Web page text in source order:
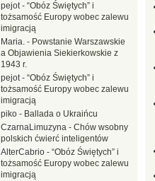
pejot- “Obóz Świętych” i
tożsamość Europy wobec zalewu
imigracją
Maria. - Powstanie Warszawskie
a Objawienia Siekierkowskie z
1943 r.
pejot- “Obóz Świętych” i
tożsamość Europy wobec zalewu
imigracją
piko - Ballada o Ukraińcu
CzarnaLimuzyna - Chów wsobny
polskich ćwierć inteligentów
AlterCabrio - “Obóz Świętych” i
tożsamość Europy wobec zalewu
imigracją